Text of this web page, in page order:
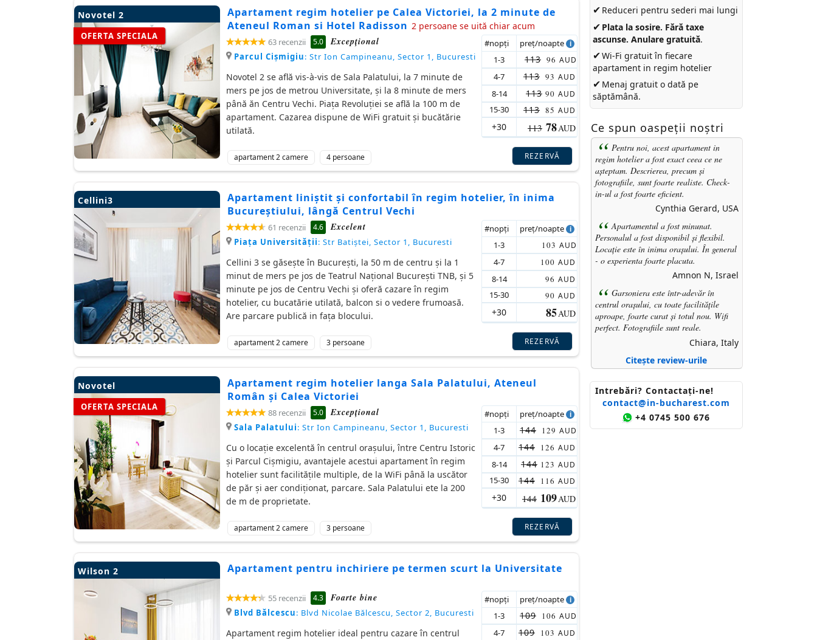
Novotel 2
OFERTA SPECIALA
Apartament regim hotelier pe Calea Victoriei, la 2 minute de
Ateneul Roman si Hotel Radisson 2 persoane se uită chiar acum
63 recenzii 5.0 Excepţional
Parcul Cișmigiu: Str Ion Campineanu, Sector 1, Bucuresti
Novotel 2 se află vis-à-vis de Sala Palatului, la 7 minute de
mers pe jos de metrou Universitate, și la 8 minute de mers
până ăn Centru Vechi. Piața Revoluției se află la 100 m de
apartament. Cazarea dispune de WiFi gratuit și bucătărie
utilată.
#nopţi
preţ/noapte
1-3
113 96 AUD
4-7 113 93 AUD
8-14 113 90 AUD
15-30 113 85 AUD
+30 113 78AUD
apartament 2 camere 4 persoane REZERVĂ
Cellini3
Apartament liniștit și confortabil în regim hotelier, în inima
Bucureștiului, lângă Centrul Vechi
61 recenzii 4.6 Excelent
Piaţa Universităţii: Str Batiștei, Sector 1, Bucuresti
Cellini 3 se găsește în București, la 50 m de centru și la 1
minut de mers pe jos de Teatrul Național București TNB, și 5
minute pe jos de Centru Vechi și oferă cazare în regim
hotelier, cu bucatărie utilată, balcon si o vedere frumoasă.
Are parcare publică in fața blocului.
#nopţi
preţ/noapte
1-3
103 AUD
4-7 100 AUD
8-14 96 AUD
15-30 90 AUD
+30 85AUD
apartament 2 camere 3 persoane REZERVĂ
Novotel
OFERTA SPECIALA
Apartament regim hotelier langa Sala Palatului, Ateneul
Român și Calea Victoriei
88 recenzii 5.0 Excepţional
Sala Palatului: Str Ion Campineanu, Sector 1, Bucuresti
Cu o locație excelentă în centrul orașului, între Centru Istoric
și Parcul Cișmigiu, avantajele acestui apartament în regim
hotelier sunt facilitățile multiple, de la WiFi până la uscător
de păr și aer condiționat, parcare. Sala Palatului ete la 200
de m de proprietate.
#nopţi
preţ/noapte
1-3
144 129 AUD
4-7 144 126 AUD
8-14 144 123 AUD
15-30 144 116 AUD
+30 144 109AUD
apartament 2 camere 3 persoane REZERVĂ
Wilson 2 Apartament pentru inchiriere pe termen scurt la Universitate
55 recenzii 4.3 Foarte bine
Blvd Bălcescu: Blvd Nicolae Bălcescu, Sector 2, Bucuresti
Apartament regim hotelier ideal pentru cazare în centrul
#nopţi
preţ/noapte
1-3
109 106 AUD
4-7 109 103 AUD
✔ Reduceri pentru sederi mai lungi
✔ Plata la sosire. Fără taxe
ascunse. Anulare gratuită.
✔Wi-Fi gratuit în fiecare
apartament in regim hotelier
✔ Menaj gratuit o dată pe
săptămână.
Ce spun oaspeții noștri
Pentru noi, acest apartament in
regim hotelier a fost exact ceea ce ne
așteptam. Descrierea, precum și
fotografiile, sunt foarte realiste. Check-
in-ul a fost foarte eficient.
Cynthia Gerard, USA
Apartamentul a fost minunat.
Personalul a fost disponibil și flexibil.
Locație este în inima orașului. În general
- o experienta foarte placuta.
Amnon N, Israel
Garsoniera este într-adevăr în
centrul orașului, cu toate facilitățile
aproape, foarte curat și totul nou. Wifi
perfect. Fotografiile sunt reale.
Chiara, Italy
Citește review-urile
Intrebări? Contactaţi-ne!
contact@in-bucharest.com
+4 0745 500 676